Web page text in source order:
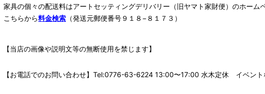
家具の個々の配送料はアートセッティングデリバリー （旧ヤマト家財便） のホーム
こちらから料金検索 （発送元郵便番号９１８−８１７３）
【当店の画像や説明文等の無断使用を禁じます】
【お電話でのお問い合わせ】Tel:0776-63-6224 13:00〜17:00 水木定休 イベント